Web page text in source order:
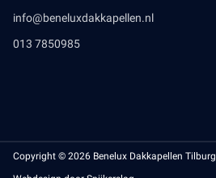
info@beneluxdakkapellen.nl
013 7850985
Copyright © 2026 Benelux Dakkapellen Tilburg